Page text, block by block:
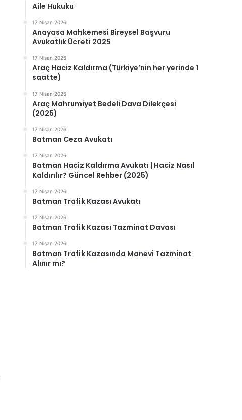
Aile Hukuku
17 Nisan 2026
Anayasa Mahkemesi Bireysel Başvuru
Avukatlık Ücreti 2025
17 Nisan 2026
Araç Haciz Kaldırma (Türkiye’nin her yerinde 1
saatte)
17 Nisan 2026
Araç Mahrumiyet Bedeli Dava Dilekçesi
(2025)
17 Nisan 2026
Batman Ceza Avukatı
17 Nisan 2026
Batman Haciz Kaldırma Avukatı | Haciz Nasıl
Kaldırılır? Güncel Rehber (2025)
17 Nisan 2026
Batman Trafik Kazası Avukatı
17 Nisan 2026
Batman Trafik Kazası Tazminat Davası
17 Nisan 2026
Batman Trafik Kazasında Manevi Tazminat
Alınır mı?